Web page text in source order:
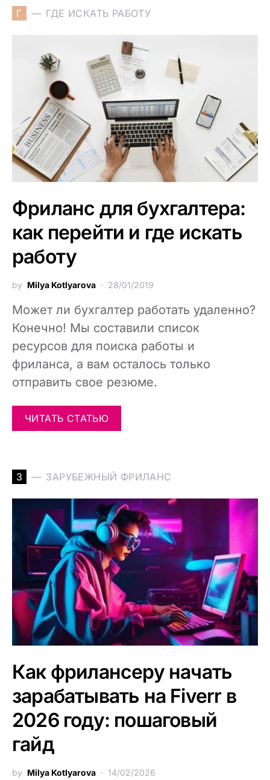
Г ГДЕ ИСКАТЬ РАБОТУ
Фриланс для бухгалтера:
как перейти и где искать
работу
by Milya Kotlyarova 28/01/2019
Может ли бухгалтер работать удаленно?
Конечно! Мы составили список
ресурсов для поиска работы и
фриланса, а вам осталось только
отправить свое резюме.
ЧИТАТЬ СТАТЬЮ
З ЗАРУБЕЖНЫЙ ФРИЛАНС
Как фрилансеру начать
зарабатывать на Fiverr в
2026 году: пошаговый
гайд
by Milya Kotlyarova 14/02/2026